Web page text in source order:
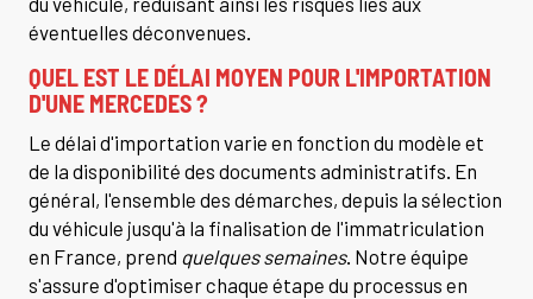
éventuelles déconvenues.
QUEL EST LE DÉLAI MOYEN POUR L'IMPORTATION
D'UNE MERCEDES ?
Le délai d'importation varie en fonction du modèle et
de la disponibilité des documents administratifs. En
général, l'ensemble des démarches, depuis la sélection
du véhicule jusqu'à la finalisation de l'immatriculation
en France, prend quelques semaines. Notre équipe
s'assure d'optimiser chaque étape du processus en